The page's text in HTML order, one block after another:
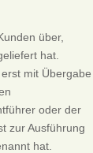
über,
hat.
mit Übergabe
oder der
zur Ausführung
hat.